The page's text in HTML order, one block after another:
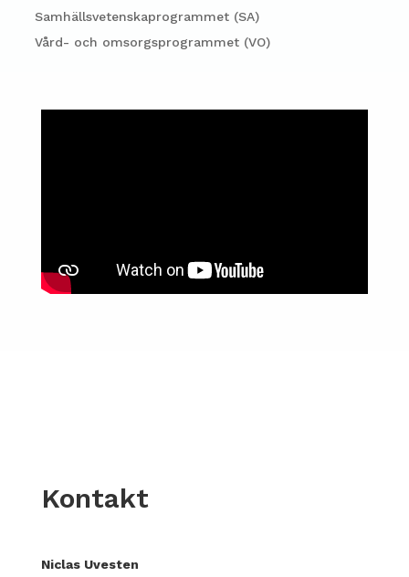
Samhällsvetenskaprogrammet (SA)
Vård- och omsorgsprogrammet (VO)
Kontakt
Niclas Uvesten